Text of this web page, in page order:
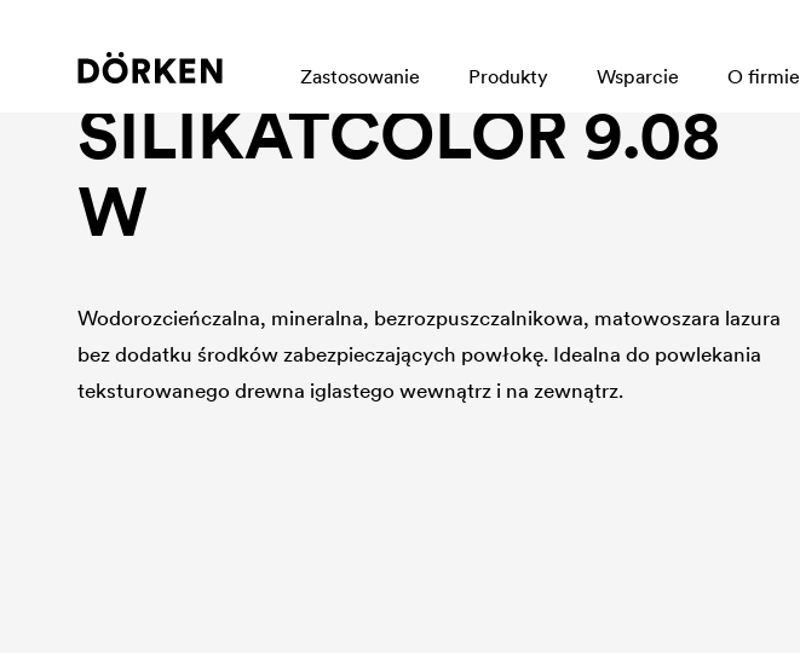
Zastosowanie Produkty Wsparcie O firmie
Industrial wood protection
SILIKATCOLOR 9.08
W
Wodorozcieńczalna, mineralna, bezrozpuszczalnikowa, matowoszara lazura
bez dodatku środków zabezpieczających powłokę. Idealna do powlekania
teksturowanego drewna iglastego wewnątrz i na zewnątrz.